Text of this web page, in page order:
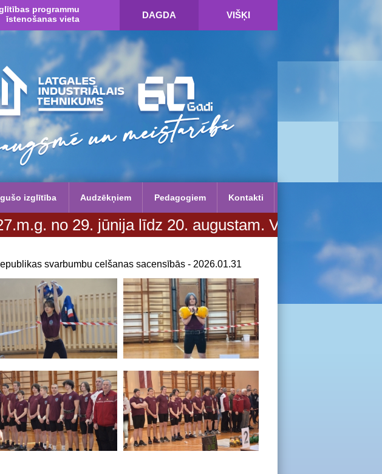
programmu
īstenošanas vieta
DAGDA VIŠĶI
izglītība Audzēkņiem Pedagogiem Kontakti
29. jūnija līdz 20. augustam. Vairāk informācijas
svarbumbu celšanas sacensībās - 2026.01.31